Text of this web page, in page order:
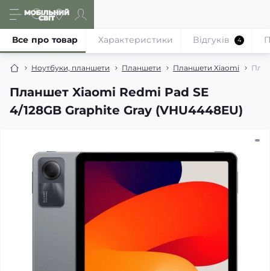
Ноутбуки, планшети Планшети Планшети Xiaomi
Планшет Xiaomi Redmi Pad SE
4/128GB Graphite Gray (VHU4448EU)
Все про товар Характеристики Відгуків 4